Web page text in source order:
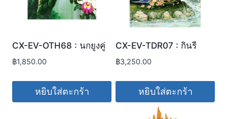
CX-EV-OTH68 : นกยูงคู่
฿1,850.00
หยิบใส่ตะกร้า
CX-EV-TDR07 : กินรี
฿3,250.00
หยิบใส่ตะกร้า